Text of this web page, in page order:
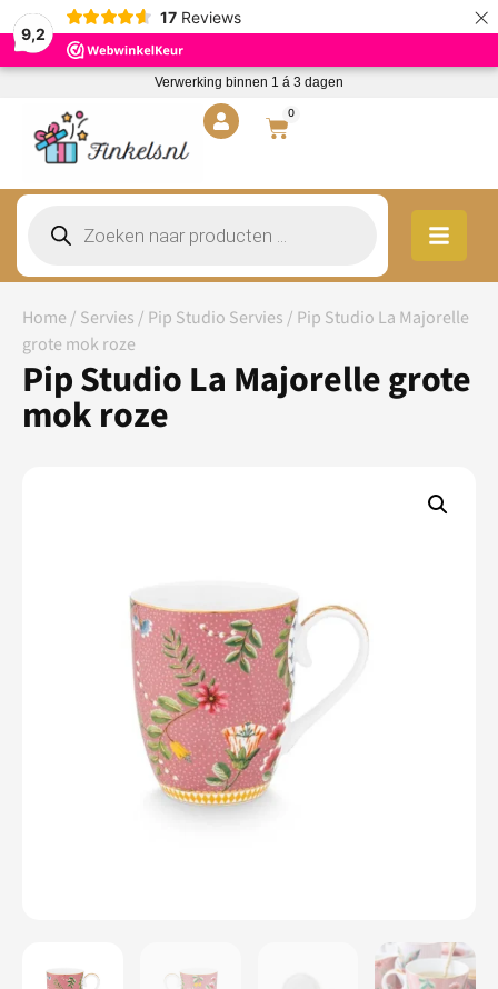
9,2
17 Reviews ×
Verwerking binnen 1 á 3 dagen
0
Home / Servies / Pip Studio Servies / Pip Studio La Majorelle
grote mok roze
Pip Studio La Majorelle grote
mok roze